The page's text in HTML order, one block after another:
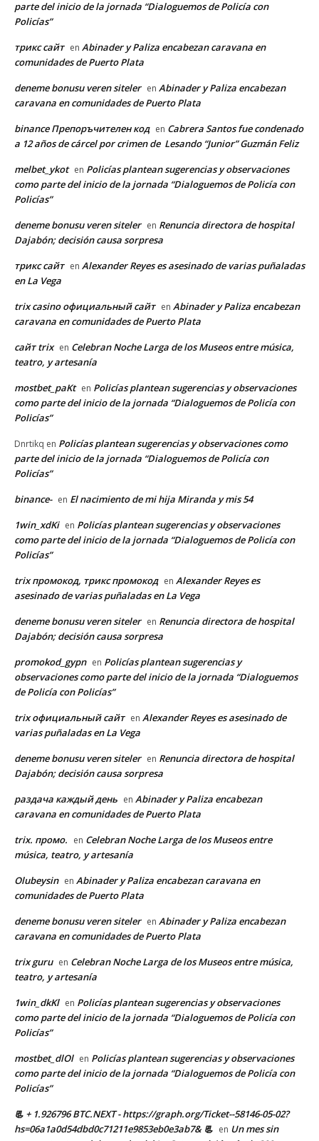
parte del inicio de la jornada “Dialoguemos de Policía con
Policías”
трикс сайт en Abinader y Paliza encabezan caravana en
comunidades de Puerto Plata
deneme bonusu veren siteler en Abinader y Paliza encabezan
caravana en comunidades de Puerto Plata
binance Препоръчителен код en Cabrera Santos fue condenado
a 12 años de cárcel por crimen de Lesando “Junior” Guzmán Feliz
melbet_ykot en Policías plantean sugerencias y observaciones
como parte del inicio de la jornada “Dialoguemos de Policía con
Policías”
deneme bonusu veren siteler en Renuncia directora de hospital
Dajabón; decisión causa sorpresa
трикс сайт en Alexander Reyes es asesinado de varias puñaladas
en La Vega
trix casino официальный сайт en Abinader y Paliza encabezan
caravana en comunidades de Puerto Plata
сайт trix en Celebran Noche Larga de los Museos entre música,
teatro, y artesanía
mostbet_paKt en Policías plantean sugerencias y observaciones
como parte del inicio de la jornada “Dialoguemos de Policía con
Policías”
Dnrtikq en Policías plantean sugerencias y observaciones como
parte del inicio de la jornada “Dialoguemos de Policía con
Policías”
binance- en El nacimiento de mi hija Miranda y mis 54
1win_xdKi en Policías plantean sugerencias y observaciones
como parte del inicio de la jornada “Dialoguemos de Policía con
Policías”
trix промокод, трикс промокод en Alexander Reyes es
asesinado de varias puñaladas en La Vega
deneme bonusu veren siteler en Renuncia directora de hospital
Dajabón; decisión causa sorpresa
promokod_gypn en Policías plantean sugerencias y
observaciones como parte del inicio de la jornada “Dialoguemos
de Policía con Policías”
trix официальный сайт en Alexander Reyes es asesinado de
varias puñaladas en La Vega
deneme bonusu veren siteler en Renuncia directora de hospital
Dajabón; decisión causa sorpresa
раздача каждый день en Abinader y Paliza encabezan
caravana en comunidades de Puerto Plata
trix. промо. en Celebran Noche Larga de los Museos entre
música, teatro, y artesanía
Olubeysin en Abinader y Paliza encabezan caravana en
comunidades de Puerto Plata
deneme bonusu veren siteler en Abinader y Paliza encabezan
caravana en comunidades de Puerto Plata
trix guru en Celebran Noche Larga de los Museos entre música,
teatro, y artesanía
1win_dkKl en Policías plantean sugerencias y observaciones
como parte del inicio de la jornada “Dialoguemos de Policía con
Policías”
mostbet_dlOl en Policías plantean sugerencias y observaciones
como parte del inicio de la jornada “Dialoguemos de Policía con
Policías”
📃 + 1.926796 BTC.NEXT - https://graph.org/Ticket--58146-05-02?
hs=06a1a0d54dbd0c71211e9853eb0e3ab7& 📃 en Un mes sin